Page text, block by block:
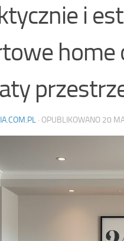
i
home
· OPUBLIKOWANO 20